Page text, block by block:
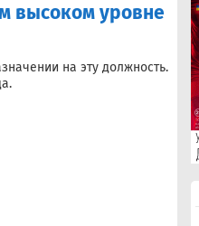
высоком уровне
на эту должность.